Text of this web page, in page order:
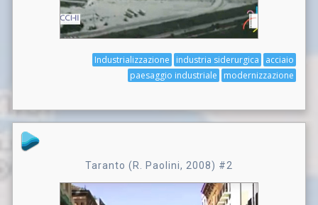
acciaio
industria siderurgica
Industrializzazione
modernizzazione
paesaggio industriale
Taranto (R. Paolini, 2008) #2